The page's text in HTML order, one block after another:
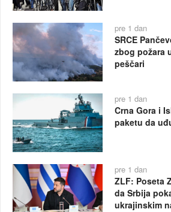
pre 1 dan
SRCE
zbog požara
peščari
pre 1 dan
Crna Gora i
paketu da
pre 1 dan
ZLF: Poseta
da Srbija
ukrajinskim